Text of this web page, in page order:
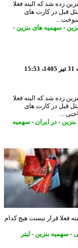
شد که البته فعلا
در کارت های
...
- سهمیه های بنزین-
شد که البته فعلا
در کارت های
- در ایران -
سهمیه
قرار نیست هیچ کدام
بنزین- لیتر